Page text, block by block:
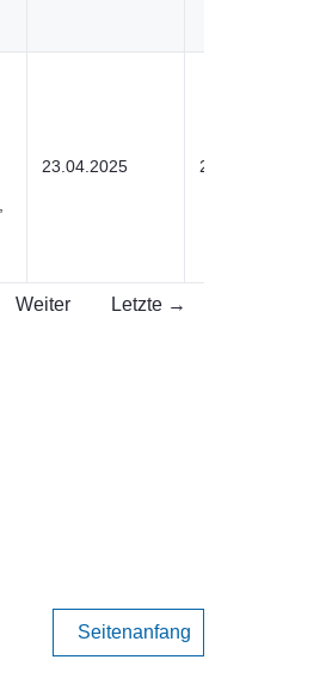
23.04.2025 23.04.2025
Weiter Letzte →
Seitenanfang